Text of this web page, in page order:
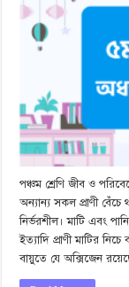
পঞ্চম শ্রেণি জীব ও
অন্যান্য সকল প্রাণী বেঁচে
নির্ভরশীল। মাটি এবং
ইত্যাদি প্রাণী মাটির
বায়ুতে যে অক্সিজেন